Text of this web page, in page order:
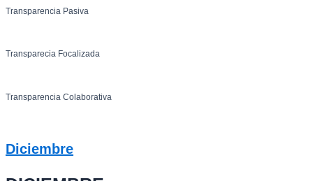
Transparencia Pasiva
Transparecia Focalizada
Transparencia Colaborativa
Diciembre